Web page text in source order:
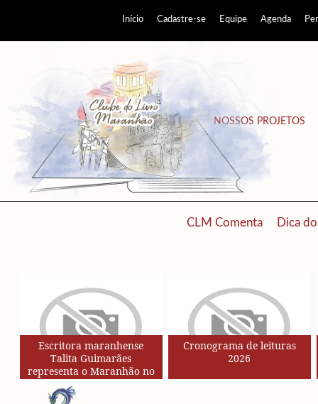
Início Cadastre-se Equipe Agenda
NOSSOS PROJETOS
CLM Comenta Dica
Escritora maranhense
Talita Guimarães
representa o Maranhão no
Circuito de Autores da Rede
SESC de Leituras
Cronograma de leituras
2026